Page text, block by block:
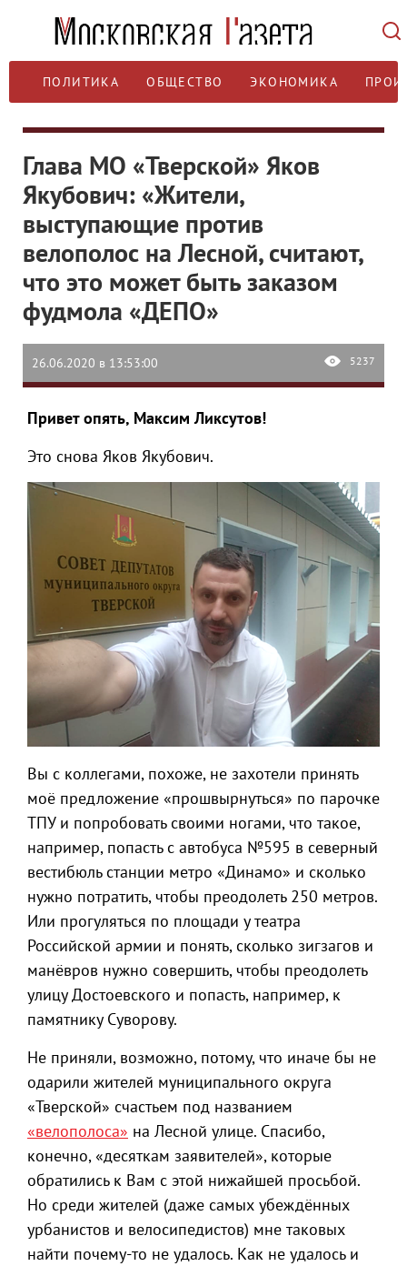
ПОЛИТИКА ОБЩЕСТВО ЭКОНОМИКА
Глава МО «Тверской» Яков
Якубович: «Жители,
выступающие против
велополос на Лесной, считают,
что это может быть заказом
фудмола «ДЕПО»
26.06.2020 в 13:53:00 5237
Привет опять, Максим Ликсутов!
Это снова Яков Якубович.
Вы с коллегами, похоже, не захотели принять
моё предложение «прошвырнуться» по парочке
ТПУ и попробовать своими ногами, что такое,
например, попасть с автобуса №595 в северный
вестибюль станции метро «Динамо» и сколько
нужно потратить, чтобы преодолеть 250 метров.
Или прогуляться по площади у театра
Российской армии и понять, сколько зигзагов и
манёвров нужно совершить, чтобы преодолеть
улицу Достоевского и попасть, например, к
памятнику Суворову.
Не приняли, возможно, потому, что иначе бы не
одарили жителей муниципального округа
«Тверской» счастьем под названием
«велополоса» на Лесной улице. Спасибо,
конечно, «десяткам заявителей», которые
обратились к Вам с этой нижайшей просьбой.
Но среди жителей (даже самых убеждённых
урбанистов и велосипедистов) мне таковых
найти почему-то не удалось. Как не удалось и